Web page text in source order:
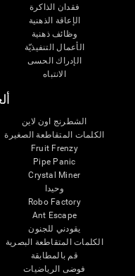
فقدان الذاكرة
الإعاقة الذهنية
وظائف ذهنية
الأعمال التنفيذيّة
الإدراك الحسى
الانتباه
الشطرنج اون لاين
الكلمات المتقاطعة الصغيرة
Fruit Frenzy
Pipe Panic
Crystal Miner
وحيدا
Robo Factory
Ant Escape
يقودني للجنون
الكلمات المتقاطعة البصرية
قم بالمطابقة
فوضى الرياضيات